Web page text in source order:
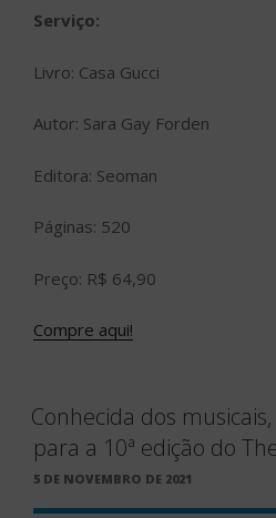
Serviço:
Livro: Casa Gucci
Autor: Sara Gay Forden
Editora: Seoman
Páginas: 520
Preço: R$ 64,90
Compre aqui!
Conhecida dos
para a 10ª edição do
PUBLICADO
5 DE NOVEMBRO DE 2021